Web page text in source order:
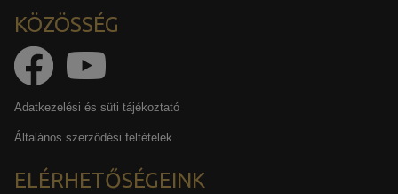
KÖZÖSSÉG
Adatkezelési és süti tájékoztató
Általános szerződési feltételek
ELÉRHETŐSÉGEINK